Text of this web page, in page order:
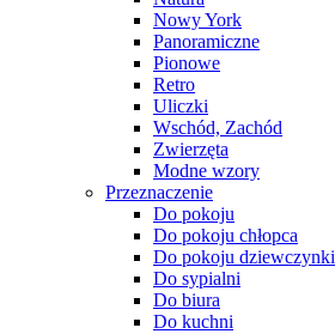
Nowy York
Panoramiczne
Pionowe
Retro
Uliczki
Wschód, Zachód
Zwierzęta
Modne wzory
Przeznaczenie
Do pokoju
Do pokoju chłopca
Do pokoju dziewczynki
Do sypialni
Do biura
Do kuchni